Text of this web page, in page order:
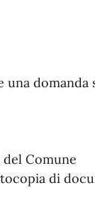
domanda
Comune
di